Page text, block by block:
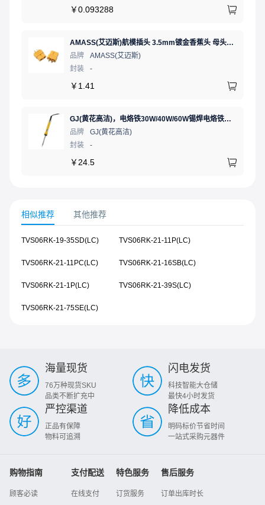
￥0.093288
AMASS(艾迈斯)航模插头 3.5mm镀金香蕉头 母头XT60-F.G.Y
品牌
AMASS(艾迈斯)
封装
-
￥ 1.41
GJ(黄花高洁)，电烙铁30W/40W/60W锡焊电烙铁焊接工具电焊笔手机电子维修（内热35W），NO.435(35W)
品牌
GJ(黄花高洁)
封装
-
￥ 24.5
相似推荐 其他推荐
TVS06RK-19-35SD(LC) TVS06RK-21-11P(LC)
TVS06RK-21-11PC(LC) TVS06RK-21-16SB(LC)
TVS06RK-21-1P(LC) TVS06RK-21-39S(LC)
TVS06RK-21-75SE(LC)
海量现货
76万种现货SKU
品类不断扩充中
闪电发货
科技智能大仓储
最快4小时发货
严控渠道
正品有保障
物料可追溯
降低成本
明码标价节省时间
一站式采购元器件
购物指南
顾客必读
支付配送
在线支付
特色服务
订货服务
售后服务
订单出库时长